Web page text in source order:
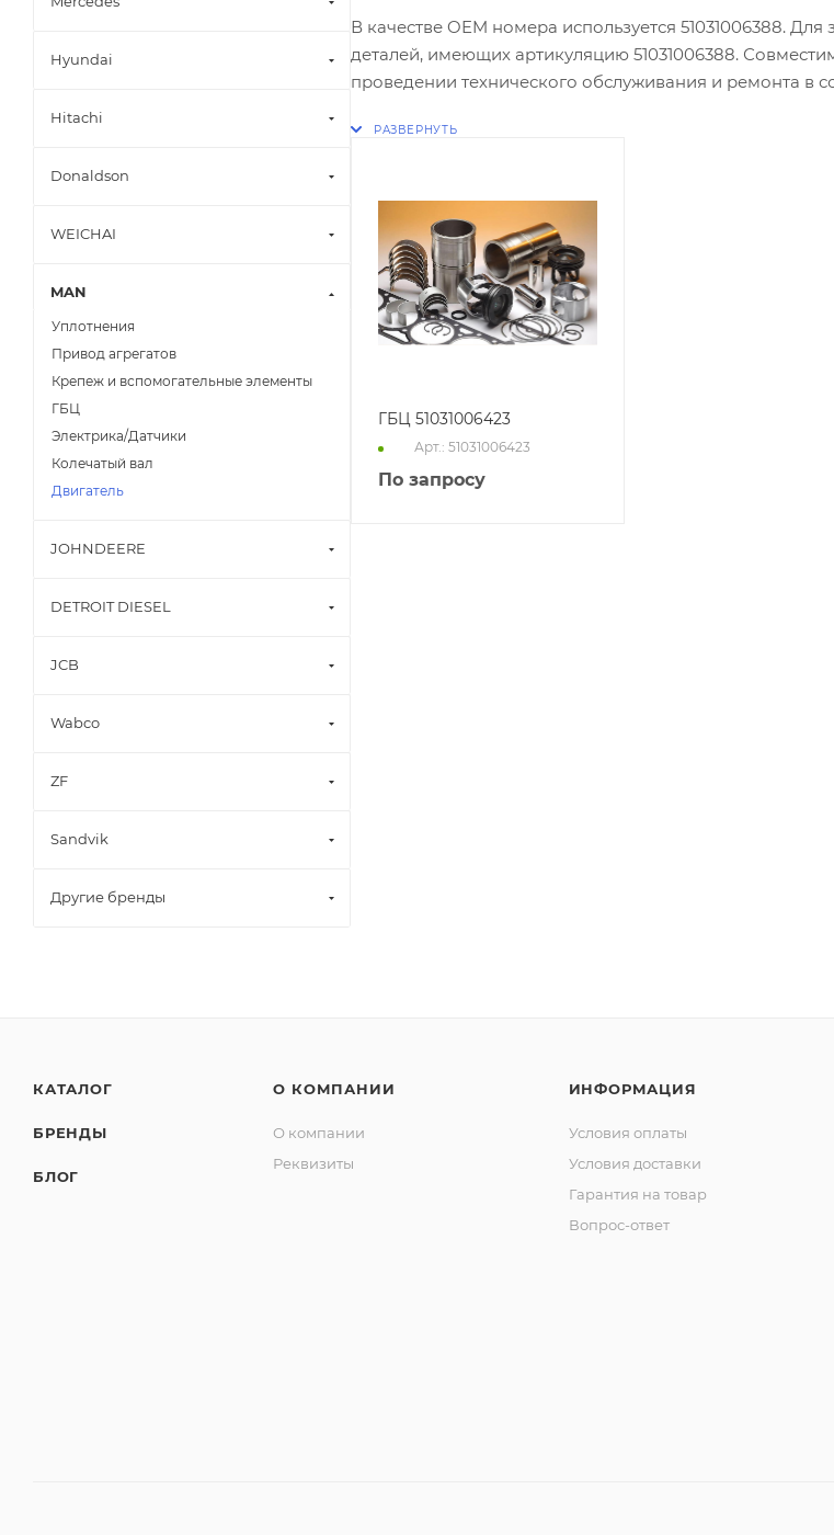
В качестве OEM номера используется 51031006388.
деталей, имеющих артикуляцию 51031006388.
проведении технического обслуживания и ремонта в
ГБЦ 51031006423
Арт.: 51031006423
По запросу
Hyundai
Hitachi
Donaldson
WEICHAI
MAN
Уплотнения
Привод агрегатов
Крепеж и вспомогательные элементы
ГБЦ
Электрика/Датчики
Колечатый вал
Двигатель
JOHNDEERE
DETROIT DIESEL
JCB
Wabco
ZF
Sandvik
Другие бренды
КАТАЛОГ
БРЕНДЫ
БЛОГ
О КОМПАНИИ
О компании
Реквизиты
ИНФОРМАЦИЯ
Условия оплаты
Условия доставки
Гарантия на товар
Вопрос-ответ